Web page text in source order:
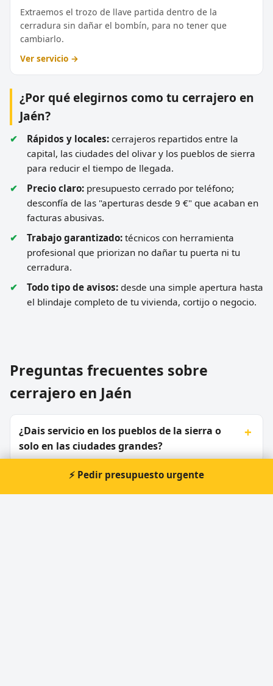
Extraemos el trozo de llave partida dentro de la
cerradura sin dañar el bombín, para no tener que
cambiarlo.
Ver servicio →
¿Por qué elegirnos como tu cerrajero en
Jaén?
Rápidos y locales: cerrajeros repartidos entre la
capital, las ciudades del olivar y los pueblos de sierra
para reducir el tiempo de llegada.
Precio claro: presupuesto cerrado por teléfono;
desconfía de las "aperturas desde 9 €" que acaban en
facturas abusivas.
Trabajo garantizado: técnicos con herramienta
profesional que priorizan no dañar tu puerta ni tu
cerradura.
Todo tipo de avisos: desde una simple apertura hasta
el blindaje completo de tu vivienda, cortijo o negocio.
Preguntas frecuentes sobre
cerrajero en Jaén
¿Dais servicio en los pueblos de la sierra o
solo en las ciudades grandes?
⚡ Pedir presupuesto urgente